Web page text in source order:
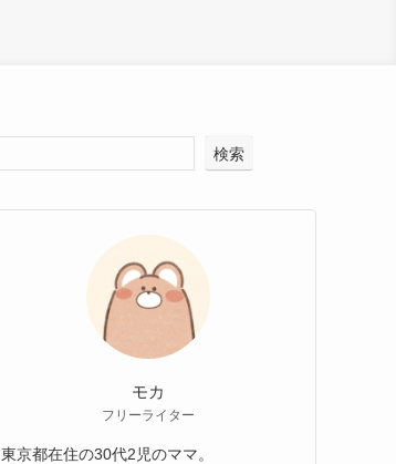
検索
モカ
フリーライター
東京都在住の30代2児のママ。